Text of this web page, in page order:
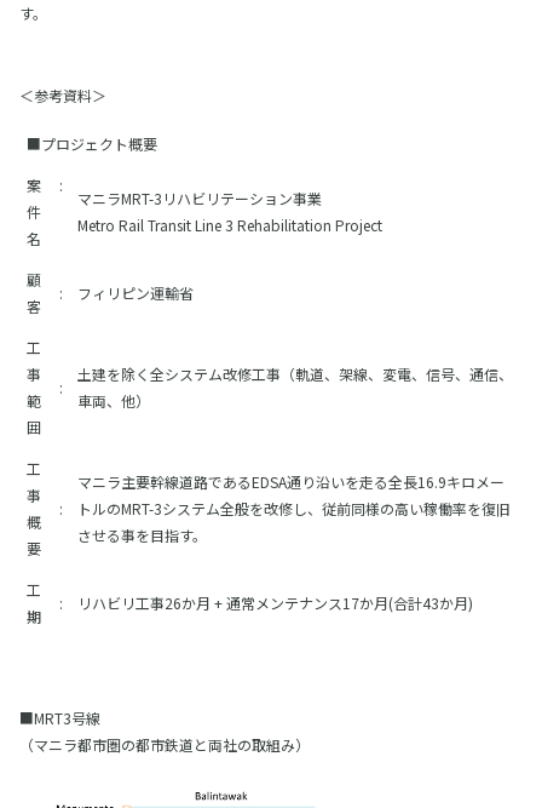
す。
＜参考資料＞
■プロジェクト概要
案
件
名
:
マニラMRT-3リハビリテーション事業
Metro Rail Transit Line 3 Rehabilitation Project
顧
客
: フィリピン運輸省
工
事
範
囲
:
土建を除く全システム改修工事（軌道、架線、変電、信号、通信、
車両、他）
工
事
概
要
:
マニラ主要幹線道路であるEDSA通り沿いを走る全長16.9キロメー
トルのMRT-3システム全般を改修し、従前同様の高い稼働率を復旧
させる事を目指す。
工
期
: リハビリ工事26か月 + 通常メンテナンス17か月(合計43か月)
■MRT3号線
（マニラ都市圏の都市鉄道と両社の取組み）